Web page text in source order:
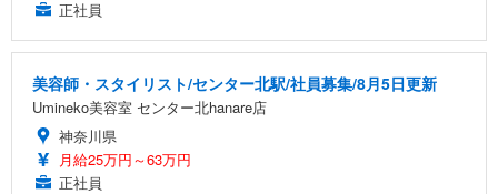
正社員
美容師・スタイリスト/センター北駅/社員募集/8月5日更新
Umineko美容室 センター北hanare店
神奈川県
月給25万円～63万円
正社員